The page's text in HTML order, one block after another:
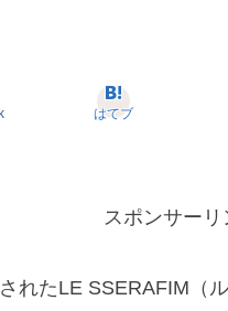
はてブ
スポンサーリ
れたLE SSERAFIM（